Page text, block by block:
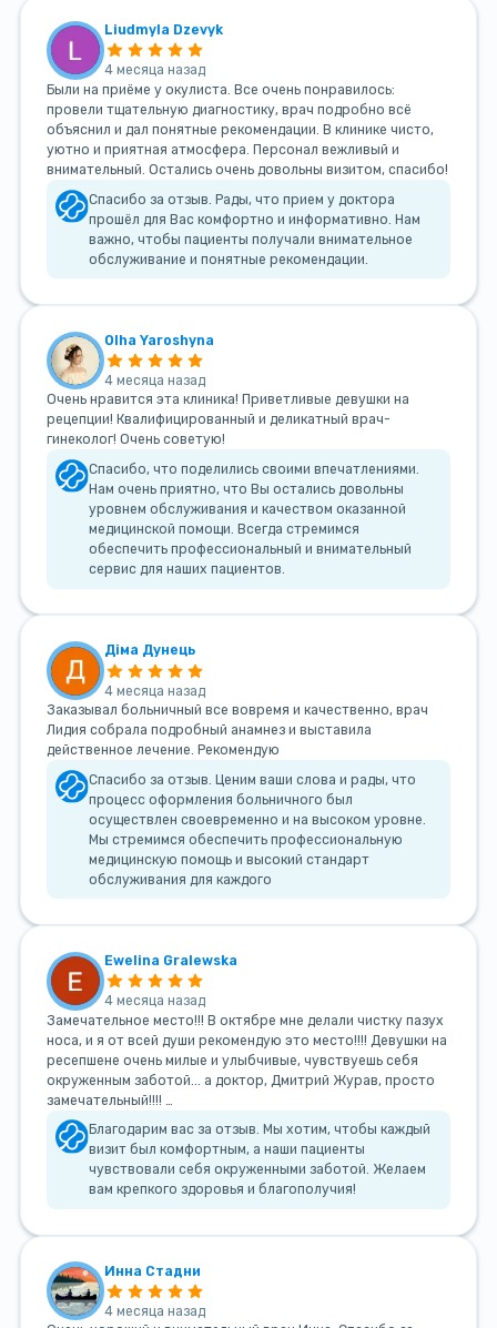
Liudmyla Dzevyk
4 месяца назад
Были на приёме у окулиста. Все очень понравилось:
провели тщательную диагностику, врач подробно всё
объяснил и дал понятные рекомендации. В клинике чисто,
уютно и приятная атмосфера. Персонал вежливый и
внимательный. Остались очень довольны визитом, спасибо!
Спасибо за отзыв. Рады, что прием у доктора
прошёл для Вас комфортно и информативно. Нам
важно, чтобы пациенты получали внимательное
обслуживание и понятные рекомендации.
Olha Yaroshyna
4 месяца назад
Очень нравится эта клиника! Приветливые девушки на
рецепции! Квалифицированный и деликатный врач-
гинеколог! Очень советую!
Спасибо, что поделились своими впечатлениями.
Нам очень приятно, что Вы остались довольны
уровнем обслуживания и качеством оказанной
медицинской помощи. Всегда стремимся
обеспечить профессиональный и внимательный
сервис для наших пациентов.
Діма Дунець
4 месяца назад
Заказывал больничный все вовремя и качественно, врач
Лидия собрала подробный анамнез и выставила
действенное лечение. Рекомендую
Спасибо за отзыв. Ценим ваши слова и рады, что
процесс оформления больничного был
осуществлен своевременно и на высоком уровне.
Мы стремимся обеспечить профессиональную
медицинскую помощь и высокий стандарт
обслуживания для каждого
Ewelina Gralewska
4 месяца назад
Замечательное место!!! В октябре мне делали чистку пазух
носа, и я от всей души рекомендую это место!!!! Девушки на
ресепшене очень милые и улыбчивые, чувствуешь себя
окруженным заботой... а доктор, Дмитрий Журав, просто
замечательный!!!! …
Благодарим вас за отзыв. Мы хотим, чтобы каждый
визит был комфортным, а наши пациенты
чувствовали себя окруженными заботой. Желаем
вам крепкого здоровья и благополучия!
Инна Стадни
4 месяца назад